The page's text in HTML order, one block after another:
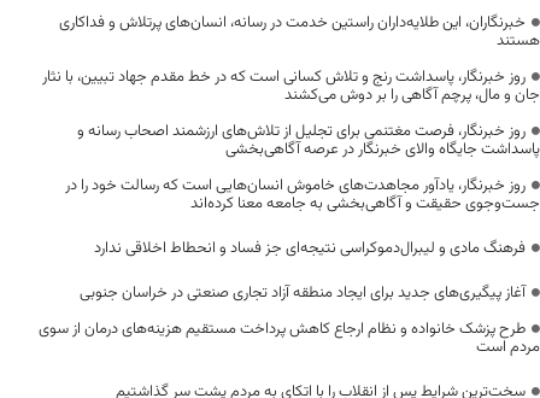
خبرنگاران، این طلایه‌داران راستین خدمت در رسانه، انسان‌های پرتلاش و فداکاری
هستند
روز خبرنگار، پاسداشت رنج و تلاش کسانی است که در خط مقدم جهاد تبیین، با نثار
جان و مال، پرچم آگاهی را بر دوش می‌کشند
روز خبرنگار، فرصت مغتنمی برای تجلیل از تلاش‌های ارزشمند اصحاب رسانه و
پاسداشت جایگاه والای خبرنگار در عرصه آگاهی‌بخشی
روز خبرنگار، یادآور مجاهدت‌های خاموش انسان‌هایی است که رسالت خود را در
جست‌وجوی حقیقت و آگاهی‌بخشی به جامعه معنا کرده‌اند
فرهنگ مادی و لیبرال‌دموکراسی نتیجه‌ای جز فساد و انحطاط اخلاقی ندارد
آغاز پیگیری‌های جدید برای ایجاد منطقه آزاد تجاری صنعتی در خراسان جنوبی
طرح پزشک خانواده و نظام ارجاع کاهش پرداخت مستقیم هزینه‌های درمان از سوی
مردم است
سخت‌ترین شرایط پس از انقلاب را با اتکای به مردم پشت سر گذاشتیم